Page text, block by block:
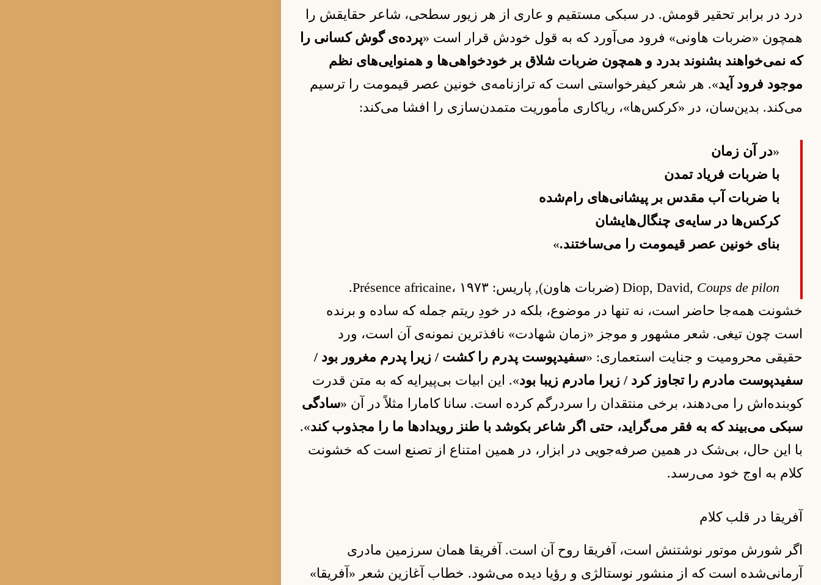
درد در برابر تحقیر قومش. در سبکی مستقیم و عاری از هر زیور سطحی، شاعر حقایقش را
همچون «ضربات هاونی» فرود می‌آورد که به قول خودش قرار است «پرده‌ی گوش کسانی را
که نمی‌خواهند بشنوند بدرد و همچون ضربات شلاق بر خودخواهی‌ها و همنوایی‌های نظم
موجود فرود آید». هر شعر کیفرخواستی است که ترازنامه‌ی خونین عصر قیمومت را ترسیم
می‌کند. بدین‌سان، در «کرکس‌ها»، ریاکاری مأموریت متمدن‌سازی را افشا می‌کند:
«در آن زمان
با ضربات فریاد تمدن
با ضربات آب مقدس بر پیشانی‌های رام‌شده
کرکس‌ها در سایه‌ی چنگال‌هایشان
بنای خونین عصر قیمومت را می‌ساختند.»
Diop, David, Coups de pilon
(ضربات هاون), پاریس: Présence africaine، ۱۹۷۳.
خشونت همه‌جا حاضر است، نه تنها در موضوع، بلکه در خودِ ریتم جمله که ساده و برنده
است چون تیغی. شعر مشهور و موجز «زمان شهادت» نافذترین نمونه‌ی آن است، ورد
حقیقی محرومیت و جنایت استعماری: «سفیدپوست پدرم را کشت / زیرا پدرم مغرور بود /
سفیدپوست مادرم را تجاوز کرد / زیرا مادرم زیبا بود». این ابیات بی‌پیرایه که به متن قدرت
کوبنده‌اش را می‌دهند، برخی منتقدان را سردرگم کرده است. سانا کامارا مثلاً در آن «سادگی
سبکی می‌بیند که به فقر می‌گراید، حتی اگر شاعر بکوشد با طنز رویدادها ما را مجذوب کند».
با این حال، بی‌شک در همین صرفه‌جویی در ابزار، در همین امتناع از تصنع است که خشونت
کلام به اوج خود می‌رسد.
آفریقا در قلب کلام
اگر شورش موتور نوشتنش است، آفریقا روح آن است. آفریقا همان سرزمین مادری
آرمانی‌شده است که از منشور نوستالژی و رؤیا دیده می‌شود. خطاب آغازین شعر «آفریقا»